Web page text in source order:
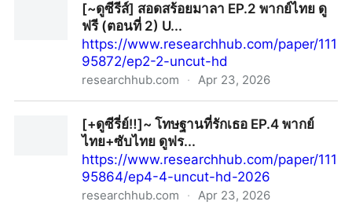
ตอนที่ 15 UNCUT ย้อนหลังจบเรื่องHD
[~ดูซีรีส์] สอดสร้อยมาลา EP.2 พากย์ไทย ดู
ฟรี (ตอนที่ 2) U...
https://www.researchhub.com/paper/111
95872/ep2-2-uncut-hd
researchhub.com · Apr 23, 2026
[+ดูซีรี่ย์‼️]~ โทษฐานที่รักเธอ EP.4 พากย์
ไทย+ซับไทย ดูฟร...
https://www.researchhub.com/paper/111
95864/ep4-4-uncut-hd-2026
researchhub.com · Apr 23, 2026